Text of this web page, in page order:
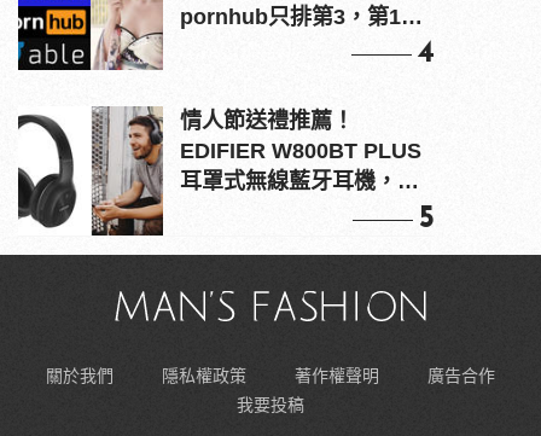
pornhub只排第3，第1名
4
情人節送禮推薦！
EDIFIER W800BT PLUS
耳罩式無線藍牙耳機，在
5
關於我們 隱私權政策 著作權聲明
廣告合作
我要投稿